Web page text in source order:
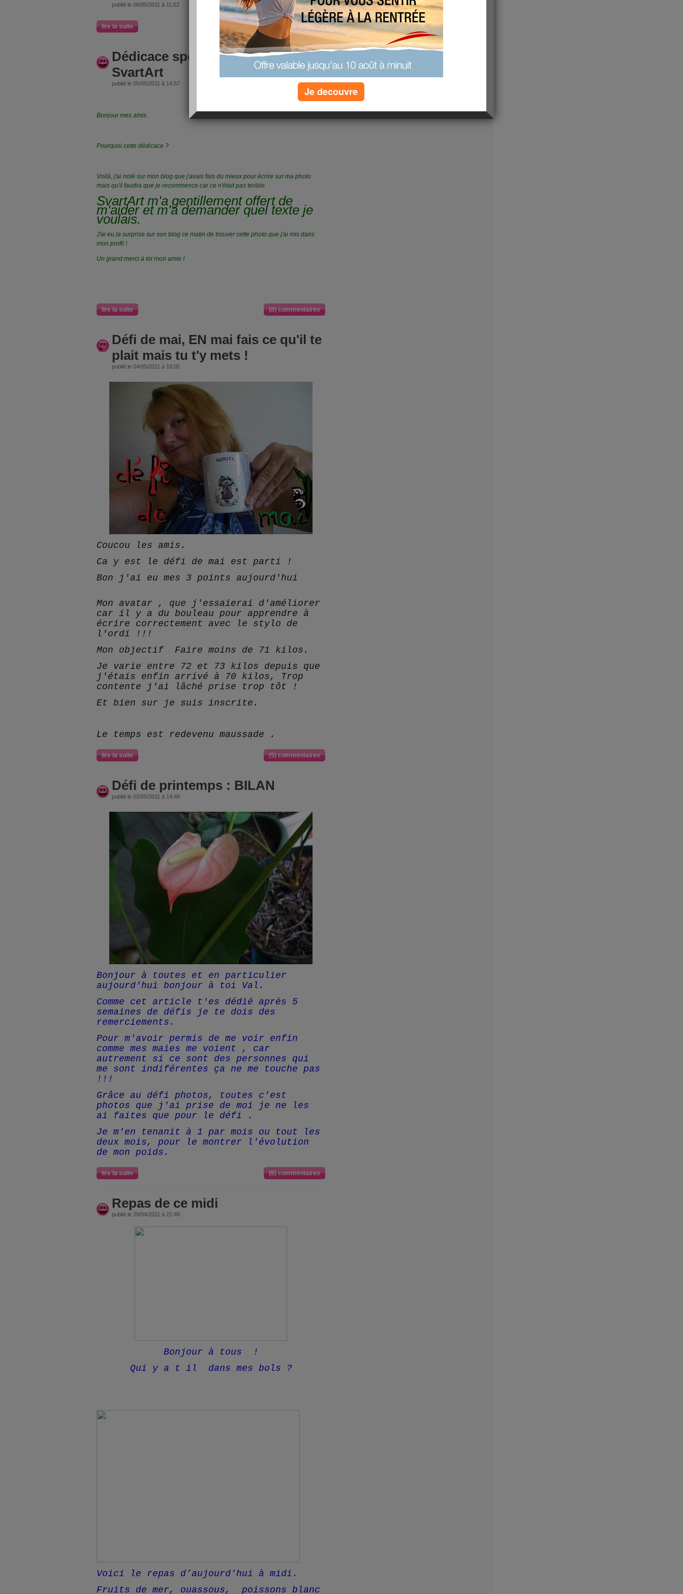
publié le 06/05/2011 à 11:52
lire la suite (3) commentaires
Dédicace spécial de ce blog pour
SvartArt
publié le 05/05/2011 à 14:57
Bonjour mes amis.
Pourquoi cette dédicace ?
Voilà, j'ai noté sur mon blog que j'avais fais du mieux pour écrire sur ma photo
mais qu'il faudra que je recommence car ce n'était pas terible.
SvartArt m'a gentillement offert de
m'aider et m'a demander quel texte je
voulais.
J'ai eu la surprise sur son blog ce matin de trouver cette photo que j'ai mis dans
mon profil !
Un grand merci à toi mon amie !
lire la suite (8) commentaires
Défi de mai, EN mai fais ce qu'il te
plait mais tu t'y mets !
publié le 04/05/2011 à 18:05
Coucou les amis.
Ca y est le défi de mai est parti !
Bon j'ai eu mes 3 points aujourd'hui
Mon avatar , que j'essaierai d'améliorer
car il y a du bouleau pour apprendre à
écrire correctement avec le stylo de
l'ordi !!!
Mon objectif Faire moins de 71 kilos.
Je varie entre 72 et 73 kilos depuis que
j'étais enfin arrivé à 70 kilos, Trop
contente j'ai lâché prise trop tôt !
Et bien sur je suis inscrite.
Le temps est redevenu maussade .
lire la suite (5) commentaires
Défi de printemps : BILAN
publié le 02/05/2011 à 14:49
Bonjour à toutes et en particulier
aujourd'hui bonjour à toi Val.
Comme cet article t'es dédié après 5
semaines de défis je te dois des
remerciements.
Pour m'avoir permis de me voir enfin
comme mes maies me voient , car
autrement si ce sont des personnes qui
me sont indiférentes ça ne me touche pas
!!!
Grâce au défi photos, toutes c'est
photos que j'ai prise de moi je ne les
ai faites que pour le défi .
Je m'en tenanit à 1 par mois ou tout les
deux mois, pour le montrer l'évolution
de mon poids.
lire la suite (8) commentaires
Repas de ce midi
publié le 29/04/2011 à 21:48
Bonjour à tous !
Qui y a t il dans mes bols ?
Voici le repas d’aujourd’hui à midi.
Fruits de mer, ouassous, poissons blanc
Je decouvre